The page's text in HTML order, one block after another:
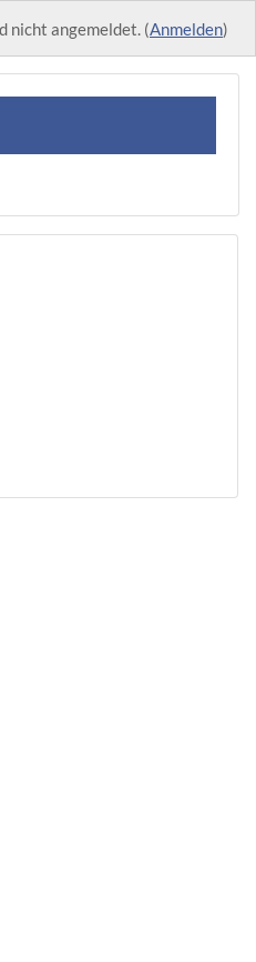
nicht angemeldet. (Anmelden)